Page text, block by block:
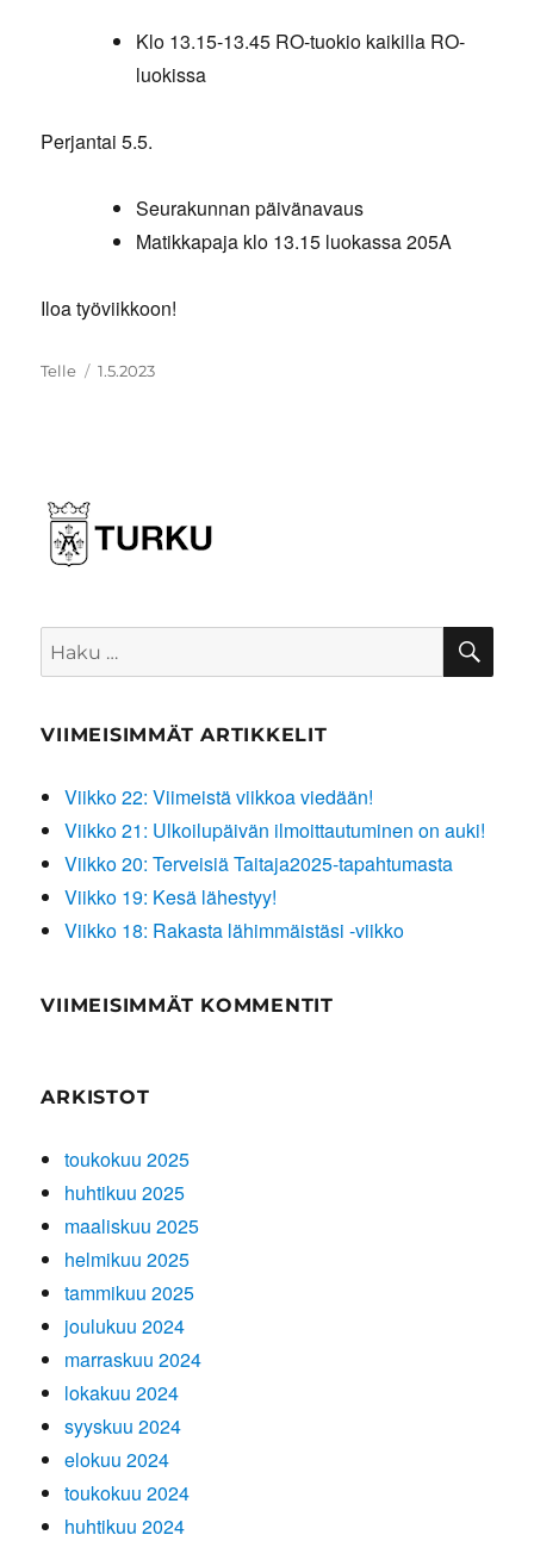
Klo 13.15-13.45 RO-tuokio kaikilla RO-
luokissa
Perjantai 5.5.
Seurakunnan päivänavaus
Matikkapaja klo 13.15 luokassa 205A
Iloa työviikkoon!
Kirjoittaja
Telle Julkaistu
1.5.2023
Etsi:
VIIMEISIMMÄT ARTIKKELIT
Viikko 22: Viimeistä viikkoa viedään!
Viikko 21: Ulkoilupäivän ilmoittautuminen on auki!
Viikko 20: Terveisiä Taitaja2025-tapahtumasta
Viikko 19: Kesä lähestyy!
Viikko 18: Rakasta lähimmäistäsi -viikko
VIIMEISIMMÄT KOMMENTIT
ARKISTOT
toukokuu 2025
huhtikuu 2025
maaliskuu 2025
helmikuu 2025
tammikuu 2025
joulukuu 2024
marraskuu 2024
lokakuu 2024
syyskuu 2024
elokuu 2024
toukokuu 2024
huhtikuu 2024